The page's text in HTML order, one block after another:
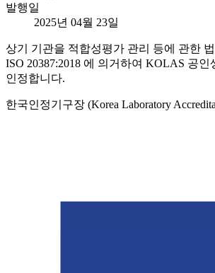
발행일
2025년 04월 23일
상기 기관을 적합성평가 관리 등에 관한
ISO 20387:2018 에 의거하여 KOLAS 공
인정합니다.
한국인정기구장 (Korea Laboratory